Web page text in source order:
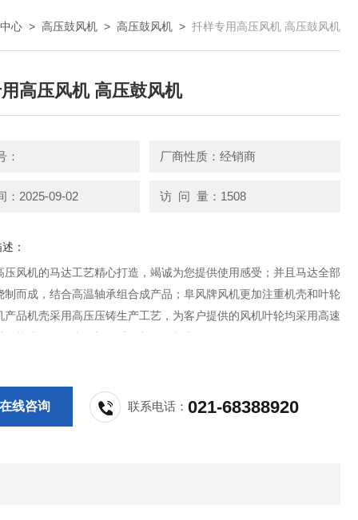
心 > 高压鼓风机 > 高压鼓风机 > 扦样专用高压风机 高压鼓风机
高压风机 高压鼓风机
： 厂商性质：经销商
：2025-09-02 访 问 量：1508
：
压风机的马达工艺精心打造，竭诚为您提供使用感受；并且马达全部
制而成，结合高温轴承组合成产品；阜风牌风机更加注重机壳和叶轮
产品机壳采用高压压铸生产工艺，为客户提供的风机叶轮均采用高速
行校准，每一台风机的质量都经得起考验。
在线咨询 联系电话：021-68388920